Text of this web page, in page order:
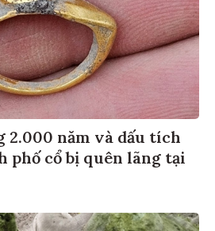
2.000 năm và dấu tích
phố cổ bị quên lãng tại